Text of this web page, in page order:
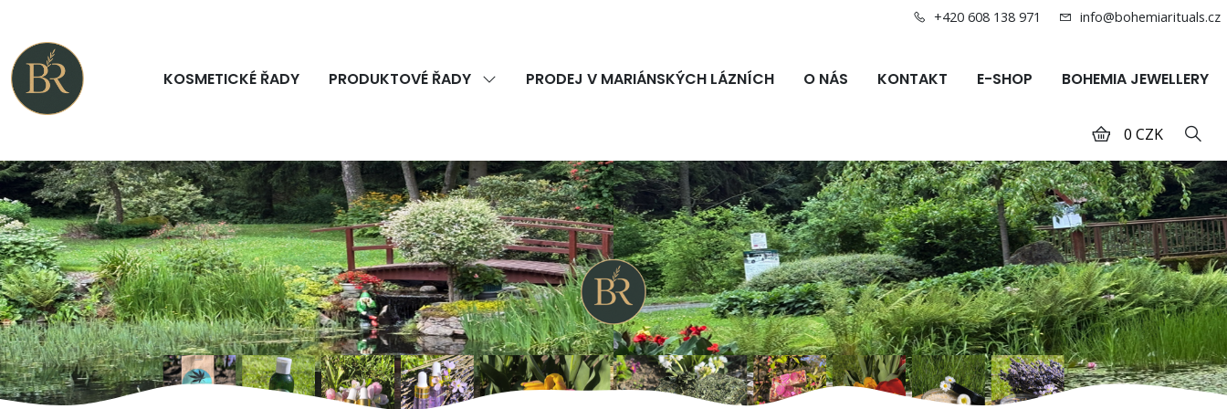
+420 608 138 971 info@bohemiarituals.cz
KOSMETICKÉ ŘADY PRODUKTOVÉ ŘADY PRODEJ V MARIÁNSKÝCH LÁZNÍCH O NÁS KONTAKT E-SHOP BOHEMIA JEWELLERY
0 CZK